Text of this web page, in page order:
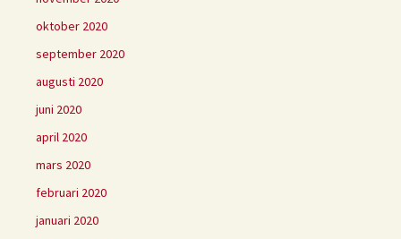
oktober 2020
september 2020
augusti 2020
juni 2020
april 2020
mars 2020
februari 2020
januari 2020